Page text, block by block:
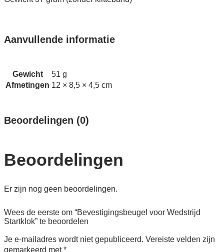
Aanvullende informatie
Gewicht
51 g
Afmetingen 12 × 8,5 × 4,5 cm
Beoordelingen (0)
Beoordelingen
Er zijn nog geen beoordelingen.
Wees de eerste om “Bevestigings­beugel voor Wedstrijd
Startklok” te beoordelen
Je e-mailadres wordt niet gepubliceerd. Vereiste velden zijn
gemarkeerd met*